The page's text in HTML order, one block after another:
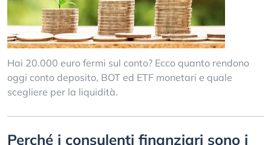
Hai 20.000 euro fermi sul conto? Ecco quanto rendono
oggi conto deposito, BOT ed ETF monetari e quale
scegliere per la liquidità.
Perché i consulenti finanziari sono i